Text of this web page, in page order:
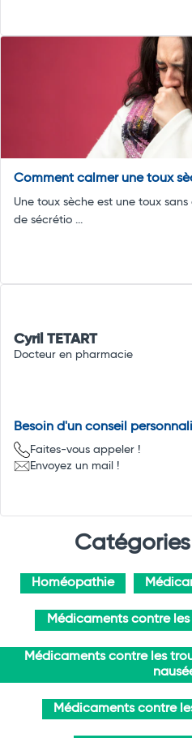
Comment calmer une toux
Une toux sèche est une toux
de sécrétio ...
Cyril TETART
Docteur en pharmacie
Besoin d'un conseil
Faites-vous appeler !
Envoyez un mail !
Homéopathie
Médicaments contre
Médicaments contre les
Médicaments contre